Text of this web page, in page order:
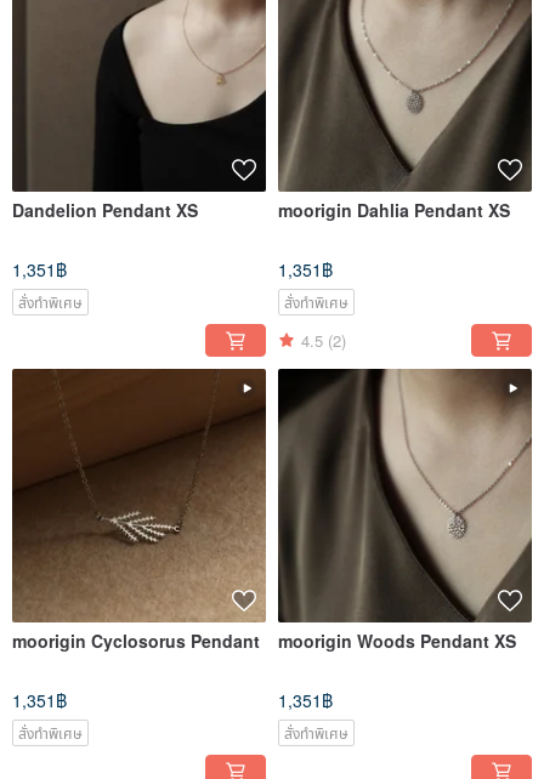
Dandelion Pendant XS
1,351฿
สั่งทำพิเศษ
moorigin Dahlia Pendant XS
1,351฿
สั่งทำพิเศษ
4.5 (2)
moorigin Cyclosorus Pendant
1,351฿
สั่งทำพิเศษ
moorigin Woods Pendant XS
1,351฿
สั่งทำพิเศษ